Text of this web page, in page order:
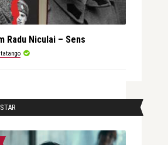
Radu Niculai – Sens